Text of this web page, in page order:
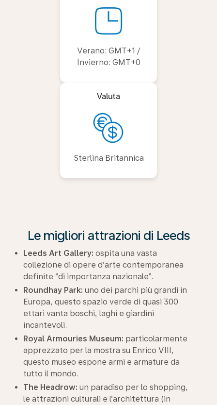
Verano: GMT+1 /
Invierno: GMT+0
Valuta
Sterlina Britannica
Le migliori attrazioni di Leeds
Leeds Art Gallery: ospita una vasta
collezione di opere d’arte contemporanea
definite “di importanza nazionale”.
Roundhay Park: uno dei parchi più grandi in
Europa, questo spazio verde di quasi 300
ettari vanta boschi, laghi e giardini
incantevoli.
Royal Armouries Museum: particolarmente
apprezzato per la mostra su Enrico VIII,
questo museo espone armi e armature da
tutto il mondo.
The Headrow: un paradiso per lo shopping,
le attrazioni culturali e l’architettura (in